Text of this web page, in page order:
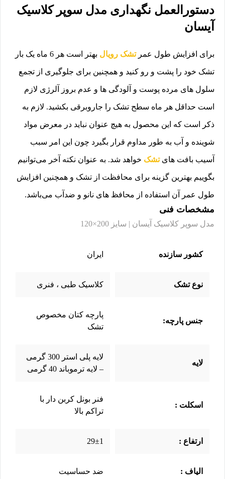
دستورالعمل نگهداری مدل سوپر کلاسیک
آیسان
برای افزایش طول عمرتشک رویال بهتر است هر 6 ماه یک بار
تشک خود را پشت و رو کنید و همچنین برای جلوگیری از تجمع
سلول های مرده پوست و آلودگی ها و عدم بروز آلرژی لازم
است حداقل هر ماه سطح تشک را جاروبرقی بکشید. لازم به
ذکر است که این محصول به هیچ عنوان نباید در معرض مواد
شوینده و آب به طور مداوم قرار بگیرد چون این امر سبب
آسیب بافت هایتشک خواهد شد. به عنوان نکته آخر می‌توانیم
بگوییم بهترین گزینه برای محافظت از تشک و همچنین افزایش
طول عمر آن استفاده از محافظ های نانو و ضدآب می‌باشد.
مشخصات فنی
مدل سوپر کلاسیک آیسان | سایز 200×120
کشور سازنده ایران
نوع تشک کلاسیک طبی ، فنری
جنس پارچه:
پارچه کتان مخصوص
تشک
لایه
لایه پلی استر 300 گرمی
– لایه ترموباند 40 گرمی
اسکلت :
فنر بونل کربن دار با
تراکم بالا
ارتفاع : 29±1
الیاف : ضد حساسیت